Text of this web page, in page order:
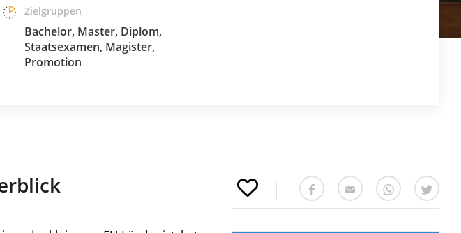
Zielgruppen
Bachelor, Master, Diplom,
Staatsexamen, Magister,
Promotion